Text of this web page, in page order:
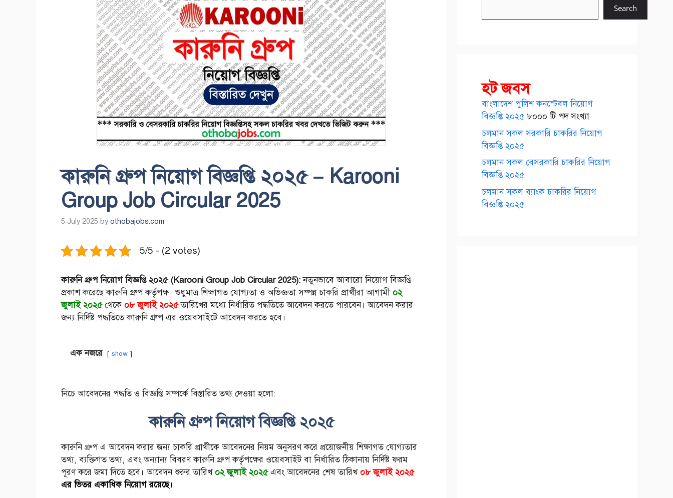
কারুনি গ্রুপ নিয়োগ বিজ্ঞপ্তি ২০২৫ – Karooni
Group Job Circular 2025
5 July 2025 by othobajobs.com
5/5 - (2 votes)
কারুনি গ্রুপনিয়োগ বিজ্ঞপ্তি ২০২৫ (Karooni Group Job Circular 2025):নতুনভাবে আবারো নিয়োগ বিজ্ঞপ্তি
প্রকাশ করেছে কারুনি গ্রুপ কর্তৃপক্ষ। শুধুমাত্র শিক্ষাগত যোগ্যতা ও অভিজ্ঞতা সম্পন্ন চাকরি প্রার্থীরা আগামী০২
জুলাই ২০২৫ থেকে ০৮ জুলাই ২০২৫ তারিখের মধ্যে নির্ধারিত পদ্ধতিতে আবেদন করতে পারবেন। আবেদন করার
জন্য নির্দিষ্ট পদ্ধতিতে কারুনি গ্রুপ এর ওয়েবসাইটে আবেদন করতে হবে।
এক নজরে show
নিচে আবেদনের পদ্ধতি ও বিজ্ঞপ্তি সম্পর্কে বিস্তারিত তথ্য দেওয়া হলো:
কারুনি গ্রুপনিয়োগ বিজ্ঞপ্তি ২০২৫
কারুনি গ্রুপ এ আবেদন করার জন্য চাকরি প্রার্থীকে আবেদনের নিয়ম অনুসরণ করে প্রয়োজনীয় শিক্ষাগত যোগ্যতার
তথ্য, ব্যক্তিগত তথ্য, এবং অন্যান্য বিবরণ কারুনি গ্রুপ কর্তৃপক্ষের ওয়েবসাইট বা নির্ধারিত ঠিকানায় নির্দিষ্ট ফরম
পূরণ করে জমা দিতে হবে। আবেদন শুরুর তারিখ০২ জুলাই ২০২৫ এবং আবেদনের শেষ তারিখ০৮ জুলাই ২০২৫
এর ভিতর একাধিক নিয়োগ রয়েছে।
Search
হট জবস
বাংলাদেশ পুলিশ কনস্টেবল নিয়োগ
বিজ্ঞপ্তি ২০২৫ ৮০০০ টি পদ সংখ্যা
চলমান সকল সরকারি চাকরির নিয়োগ
বিজ্ঞপ্তি ২০২৫
চলমান সকল বেসরকারি চাকরির নিয়োগ
বিজ্ঞপ্তি ২০২৫
চলমান সকল ব্যাংক চাকরির নিয়োগ
বিজ্ঞপ্তি ২০২৫